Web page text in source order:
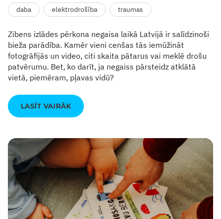
daba elektrodrošība traumas
Zibens izlādes pērkona negaisa laikā Latvijā ir salīdzinoši
bieža parādība. Kamēr vieni cenšas tās iemūžināt
fotogrāfijās un video, citi skaita pātarus vai meklē drošu
patvērumu. Bet, ko darīt, ja negaiss pārsteidz atklātā
vietā, piemēram, pļavas vidū?
LASĪT VAIRĀK